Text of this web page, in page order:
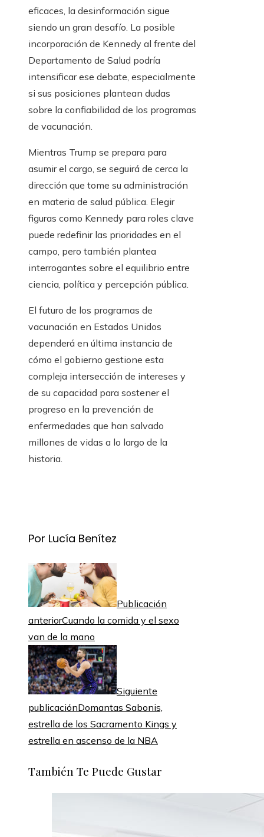
eficaces, la desinformación sigue
siendo un gran desafío. La posible
incorporación de Kennedy al frente del
Departamento de Salud podría
intensificar ese debate, especialmente
si sus posiciones plantean dudas
sobre la confiabilidad de los programas
de vacunación.
Mientras Trump se prepara para
asumir el cargo, se seguirá de cerca la
dirección que tome su administración
en materia de salud pública. Elegir
figuras como Kennedy para roles clave
puede redefinir las prioridades en el
campo, pero también plantea
interrogantes sobre el equilibrio entre
ciencia, política y percepción pública.
El futuro de los programas de
vacunación en Estados Unidos
dependerá en última instancia de
cómo el gobierno gestione esta
compleja intersección de intereses y
de su capacidad para sostener el
progreso en la prevención de
enfermedades que han salvado
millones de vidas a lo largo de la
historia.
Por Lucía Benítez
Publicación
anteriorCuando la comida y el sexo
van de la mano
Siguiente
publicaciónDomantas Sabonis,
estrella de los Sacramento Kings y
estrella en ascenso de la NBA
También Te Puede Gustar